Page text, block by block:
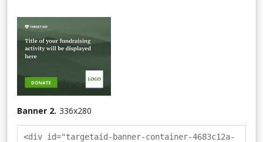
Banner 2. 336x280
<div id="targetaid-banner-container-4683c12a-